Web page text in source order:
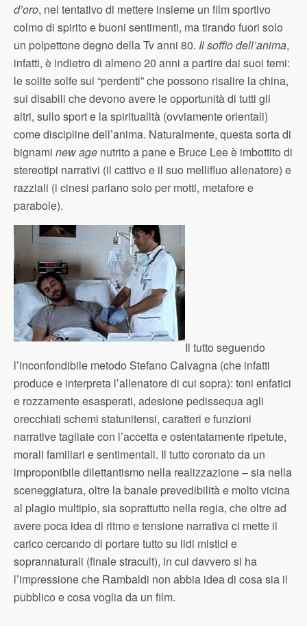
d’oro, nel tentativo di mettere insieme un film sportivo
colmo di spirito e buoni sentimenti, ma tirando fuori solo
un polpettone degno della Tv anni 80. Il soffio dell’anima,
infatti, è indietro di almeno 20 anni a partire dai suoi temi:
le solite solfe sui “perdenti” che possono risalire la china,
sui disabili che devono avere le opportunità di tutti gli
altri, sullo sport e la spiritualità (ovviamente orientali)
come discipline dell’anima. Naturalmente, questa sorta di
bignami new age nutrito a pane e Bruce Lee è imbottito di
stereotipi narrativi (il cattivo e il suo mellifluo allenatore) e
razziali (i cinesi parlano solo per motti, metafore e
parabole).
Il tutto seguendo
l’inconfondibile metodo Stefano Calvagna (che infatti
produce e interpreta l’allenatore di cui sopra): toni enfatici
e rozzamente esasperati, adesione pedissequa agli
orecchiati schemi statunitensi, caratteri e funzioni
narrative tagliate con l’accetta e ostentatamente ripetute,
morali familiari e sentimentali. Il tutto coronato da un
improponibile dilettantismo nella realizzazione – sia nella
sceneggiatura, oltre la banale prevedibilità e molto vicina
al plagio multiplo, sia soprattutto nella regia, che oltre ad
avere poca idea di ritmo e tensione narrativa ci mette il
carico cercando di portare tutto su lidi mistici e
soprannaturali (finale stracult), in cui davvero si ha
l’impressione che Rambaldi non abbia idea di cosa sia il
pubblico e cosa voglia da un film.